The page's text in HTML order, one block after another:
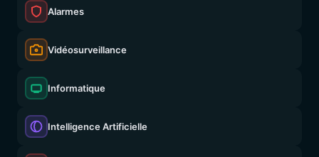
Alarmes
Vidéosurveillance
Informatique
Intelligence Artificielle